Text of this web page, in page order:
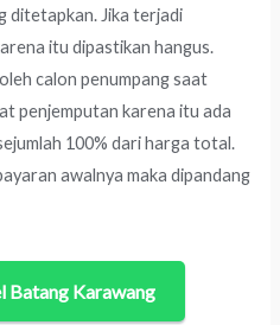
ditetapkan. Jika terjadi
itu dipastikan hangus.
calon penumpang saat
penjemputan karena itu ada
100% dari harga total.
awalnya maka dipandang
Batang Karawang